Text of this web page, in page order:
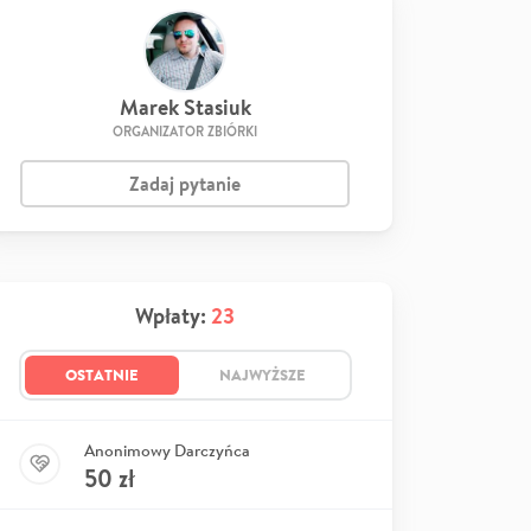
Marek Stasiuk
ORGANIZATOR ZBIÓRKI
Zadaj pytanie
Wpłaty: 23
OSTATNIE NAJWYŻSZE
Anonimowy Darczyńca
50 zł